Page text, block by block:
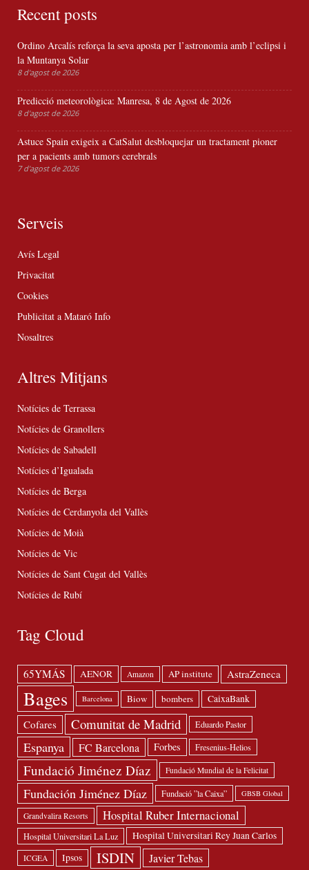
Recent posts
Ordino Arcalís reforça la seva aposta per l’astronomia amb l’eclipsi i
la Muntanya Solar
8 d'agost de 2026
Predicció meteorològica: Manresa, 8 de Agost de 2026
8 d'agost de 2026
Astuce Spain exigeix a CatSalut desbloquejar un tractament pioner
per a pacients amb tumors cerebrals
7 d'agost de 2026
Serveis
Avís Legal
Privacitat
Cookies
Publicitat a Mataró Info
Nosaltres
Altres Mitjans
Notícies de Terrassa
Notícies de Granollers
Notícies de Sabadell
Notícies d’Igualada
Notícies de Berga
Notícies de Cerdanyola del Vallès
Notícies de Moià
Notícies de Vic
Notícies de Sant Cugat del Vallès
Notícies de Rubí
Tag Cloud
65YMÁS AENOR Amazon AP institute AstraZeneca
Bages Barcelona Biow bombers CaixaBank
Cofares Comunitat de Madrid Eduardo Pastor
Espanya FC Barcelona Forbes Fresenius-Helios
Fundació Jiménez Díaz Fundació Mundial de la Felicitat
Fundación Jiménez Díaz Fundació ”la Caixa” GBSB Global
Grandvalira Resorts Hospital Ruber Internacional
Hospital Universitari La Luz Hospital Universitari Rey Juan Carlos
ICGEA Ipsos ISDIN Javier Tebas